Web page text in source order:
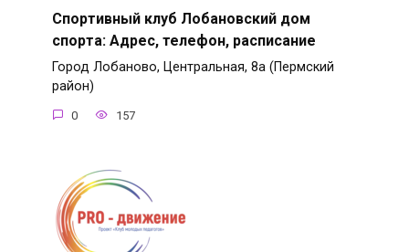
Спортивный клуб Лобановский дом
спорта: Адрес, телефон, расписание
Город Лобаново, Центральная, 8а (Пермский
район)
0 157